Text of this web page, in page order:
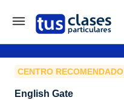
CENTRO RECOMENDADO
English Gate